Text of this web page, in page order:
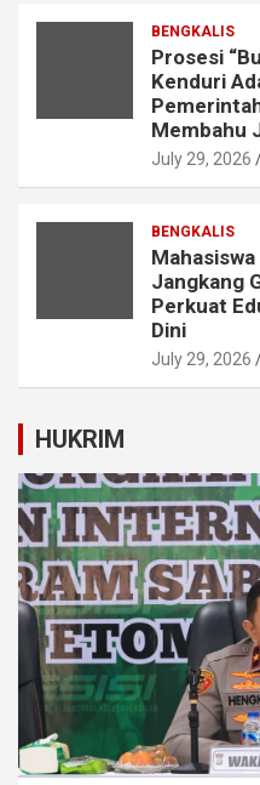
BENGKALIS
Prosesi
Kenduri
Membahu
July 29, 2026
BENGKALIS
Jangkang
Perkuat
Dini
July 29, 2026
HUKRIM